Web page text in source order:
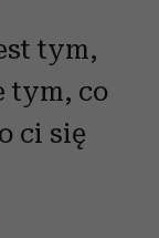
tym,
tym, co
ci się